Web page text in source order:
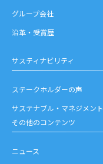
グループ会社
沿革・受賞歴
サスティナビリティ
ステークホルダーの声
サステナブル・マネジメント
その他のコンテンツ
ニュース